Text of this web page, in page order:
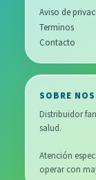
Aviso de
Terminos
Contacto
SOBRE
Distribuidor
salud.
Atención
operar con